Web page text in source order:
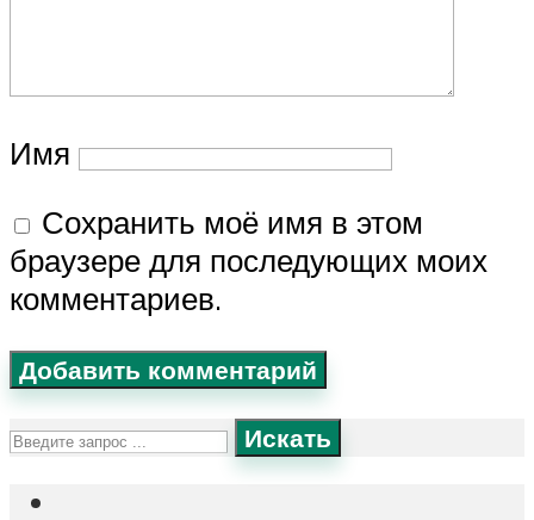
Имя
Сохранить моё имя в этом
браузере для последующих моих
комментариев.
Искать